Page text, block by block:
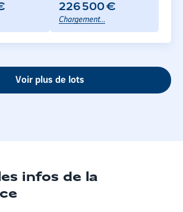
226 500 €
Chargement...
Voir plus de lots
infos de la